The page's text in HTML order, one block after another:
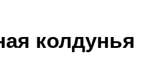
колдунья